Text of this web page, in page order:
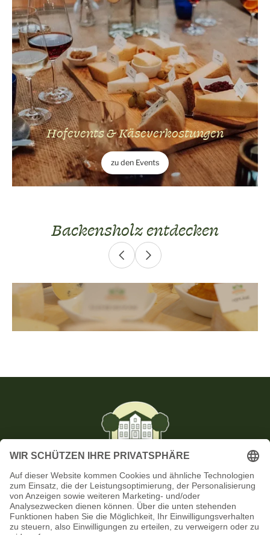
Hofevents & Käseverkostungen
zu den Events
Backensholz entdecken
Biologisch • Familiär • Preisgekrönt
Wir sind der Backensholzer Hof
RECHTLICHES